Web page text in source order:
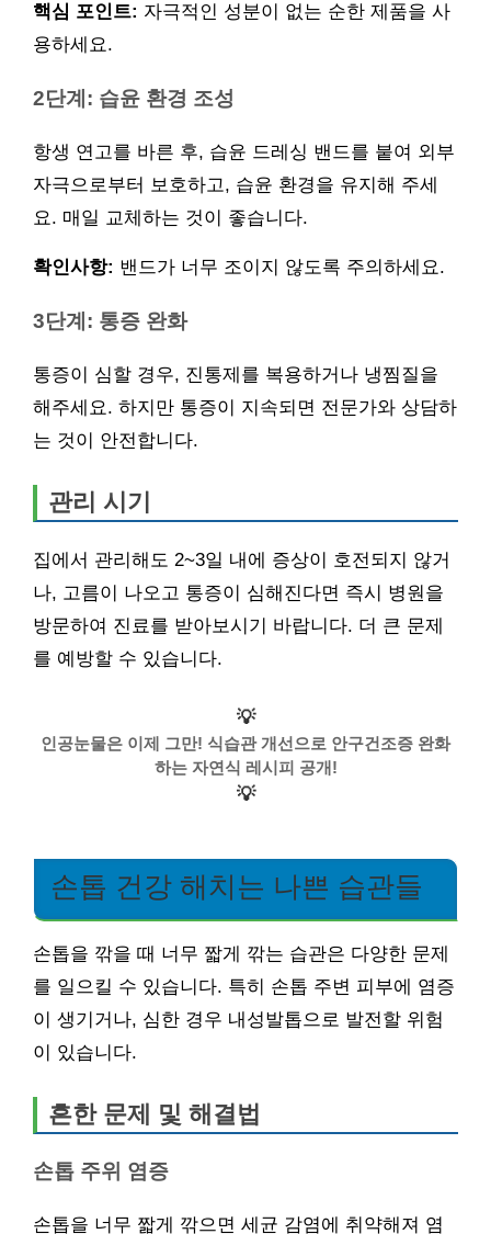
핵심 포인트: 자극적인 성분이 없는 순한 제품을 사
용하세요.
2단계: 습윤 환경 조성
항생 연고를 바른 후, 습윤 드레싱 밴드를 붙여 외부
자극으로부터 보호하고, 습윤 환경을 유지해 주세
요. 매일 교체하는 것이 좋습니다.
확인사항: 밴드가 너무 조이지 않도록 주의하세요.
3단계: 통증 완화
통증이 심할 경우, 진통제를 복용하거나 냉찜질을
해주세요. 하지만 통증이 지속되면 전문가와 상담하
는 것이 안전합니다.
관리 시기
집에서 관리해도 2~3일 내에 증상이 호전되지 않거
나, 고름이 나오고 통증이 심해진다면 즉시 병원을
방문하여 진료를 받아보시기 바랍니다. 더 큰 문제
를 예방할 수 있습니다.
💡
인공눈물은 이제 그만! 식습관 개선으로 안구건조증 완화
하는 자연식 레시피 공개!
💡
손톱 건강 해치는 나쁜 습관들
손톱을 깎을 때 너무 짧게 깎는 습관은 다양한 문제
를 일으킬 수 있습니다. 특히 손톱 주변 피부에 염증
이 생기거나, 심한 경우 내성발톱으로 발전할 위험
이 있습니다.
흔한 문제 및 해결법
손톱 주위 염증
손톱을 너무 짧게 깎으면 세균 감염에 취약해져 염